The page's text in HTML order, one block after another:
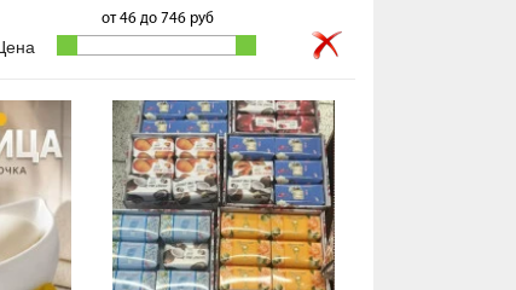
от46до 746 руб